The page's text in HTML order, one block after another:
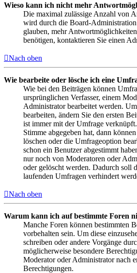
Wieso kann ich nicht mehr
Die maximal zulässige Anzahl von
wird durch die Board-
glauben, mehr Antwortmöglichkeiten
benötigen, kontaktieren Sie einen
Nach oben
Wie bearbeite oder lösche ich eine
Wie bei den Beiträgen können
ursprünglichen Verfasser, einem
Administrator bearbeitet werden.
bearbeiten, ändern Sie den ersten
ist immer mit der Umfrage
Stimme abgegeben hat, dann
löschen oder die Umfrageoption
schon ein Benutzer abgestimmt
nur noch von Moderatoren oder
oder gelöscht werden. Dadurch soll
laufenden Umfragen verhindert
Nach oben
Warum kann ich auf bestimmte Foren
Manche Foren können bestimmten
vorbehalten sein. Um diese
schreiben oder andere Vorgänge
möglicherweise besondere
Moderator oder Administrator nach
Berechtigungen.